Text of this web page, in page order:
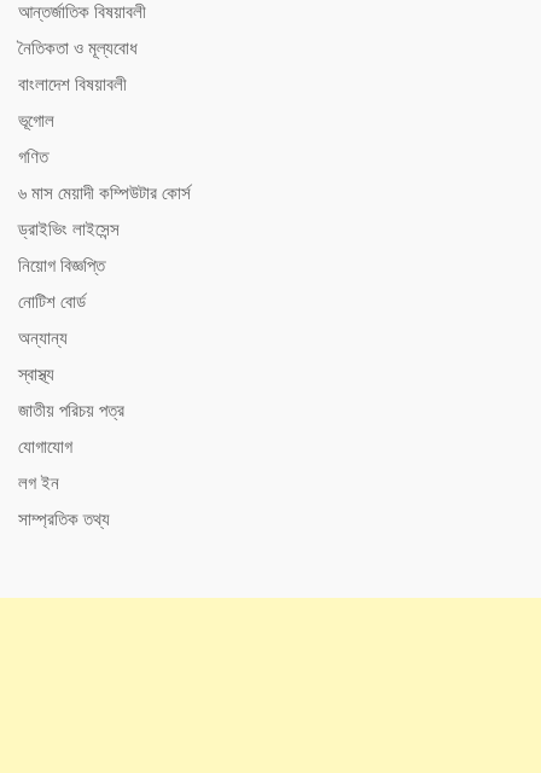
আন্তর্জাতিক বিষয়াবলী
নৈতিকতা ও মূল্যবোধ
বাংলাদেশ বিষয়াবলী
ভূগোল
গণিত
৬ মাস মেয়াদী কম্পিউটার কোর্স
ড্রাইভিং লাইসেন্স
নিয়োগ বিজ্ঞপ্তি
নোটিশ বোর্ড
অন্যান্য
স্বাস্থ্য
জাতীয় পরিচয় পত্র
যোগাযোগ
লগ ইন
সাম্প্রতিক তথ্য